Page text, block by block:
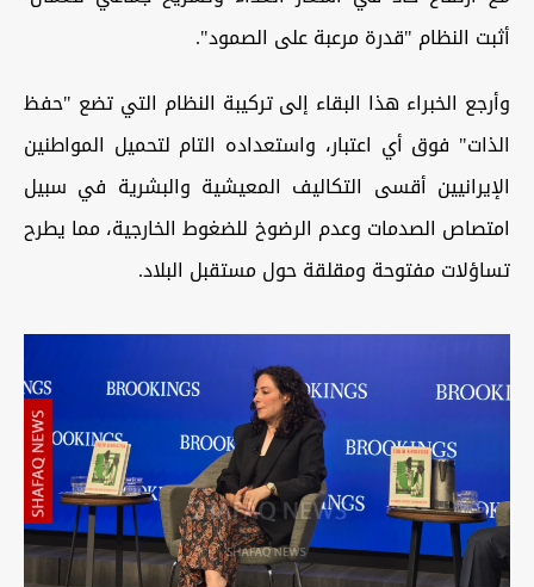
أثبت النظام "قدرة مرعبة على الصمود".
وأرجع الخبراء هذا البقاء إلى تركيبة النظام التي تضع "حفظ
الذات" فوق أي اعتبار، واستعداده التام لتحميل المواطنين
الإيرانيين أقسى التكاليف المعيشية والبشرية في سبيل
امتصاص الصدمات وعدم الرضوخ للضغوط الخارجية، مما يطرح
تساؤلات مفتوحة ومقلقة حول مستقبل البلاد.